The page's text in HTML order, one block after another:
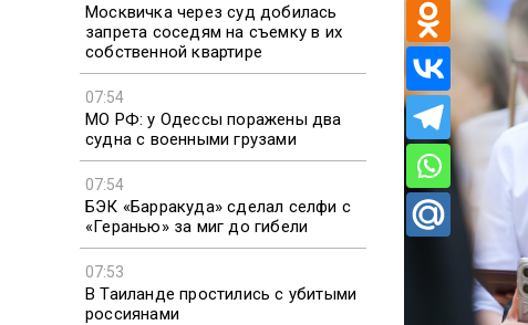
Москвичка через суд добилась
запрета соседям на съемку в их
собственной квартире
07:54
МО РФ: у Одессы поражены два
судна с военными грузами
07:54
БЭК «Барракуда» сделал селфи с
«Геранью» за миг до гибели
07:53
В Таиланде простились с убитыми
россиянами